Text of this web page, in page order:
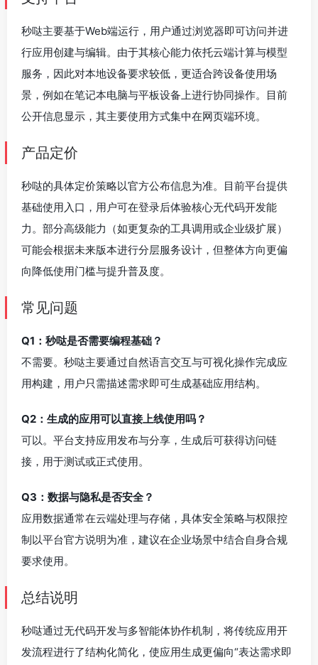
秒哒主要基于Web端运行，用户通过浏览器即可访问并进
行应用创建与编辑。由于其核心能力依托云端计算与模型
服务，因此对本地设备要求较低，更适合跨设备使用场
景，例如在笔记本电脑与平板设备上进行协同操作。目前
公开信息显示，其主要使用方式集中在网页端环境。
产品定价
秒哒的具体定价策略以官方公布信息为准。目前平台提供
基础使用入口，用户可在登录后体验核心无代码开发能
力。部分高级能力（如更复杂的工具调用或企业级扩展）
可能会根据未来版本进行分层服务设计，但整体方向更偏
向降低使用门槛与提升普及度。
常见问题
Q1：秒哒是否需要编程基础？
不需要。秒哒主要通过自然语言交互与可视化操作完成应
用构建，用户只需描述需求即可生成基础应用结构。
Q2：生成的应用可以直接上线使用吗？
可以。平台支持应用发布与分享，生成后可获得访问链
接，用于测试或正式使用。
Q3：数据与隐私是否安全？
应用数据通常在云端处理与存储，具体安全策略与权限控
制以平台官方说明为准，建议在企业场景中结合自身合规
要求使用。
总结说明
秒哒通过无代码开发与多智能体协作机制，将传统应用开
发流程进行了结构化简化，使应用生成更偏向“表达需求即